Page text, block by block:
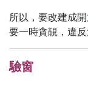
所以，要改建成
要一時貪靚，違反
驗窗